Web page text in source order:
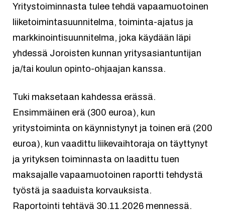
Yritystoiminnasta tulee tehdä vapaamuotoinen
liiketoimintasuunnitelma, toiminta-ajatus ja
markkinointisuunnitelma, joka käydään läpi
yhdessä Joroisten kunnan yritysasiantuntijan
ja/tai koulun opinto-ohjaajan kanssa.
Tuki maksetaan kahdessa erässä.
Ensimmäinen erä (300 euroa), kun
yritystoiminta on käynnistynyt ja toinen erä (200
euroa), kun vaadittu liikevaihtoraja on täyttynyt
ja yrityksen toiminnasta on laadittu tuen
maksajalle vapaamuotoinen raportti tehdystä
työstä ja saaduista korvauksista.
Raportointi tehtävä 30.11.2026 mennessä.